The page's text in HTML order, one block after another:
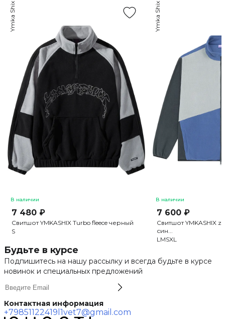
В наличии
Ymka Shix
7 480 ₽
Свитшот YMKASHIX Turbo fleece черный
S
В наличии
Ymka Shix
7 600 ₽
Свитшот YMKASHIX
син...
LMSXL
Будьте в курсе
Подпишитесь на нашу рассылку и всегда будьте в курсе
новинок и специальных предложений
Контактная информация
+79851122419 l1vet7@gmail.com